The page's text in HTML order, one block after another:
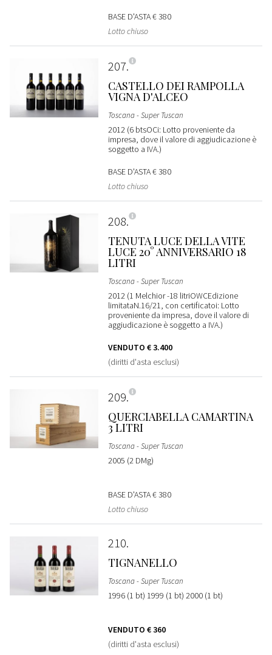
BASE D'ASTA€ 380
Lotto chiuso
207
CASTELLO DEI RAMPOLLA
VIGNA D'ALCEO
Toscana - Super Tuscan
2012 (6 btsOCi: Lotto proveniente da
impresa, dove il valore di aggiudicazione è
soggetto a IVA.)
BASE D'ASTA€ 380
Lotto chiuso
208
TENUTA LUCE DELLA VITE
LUCE 20° ANNIVERSARIO 18
LITRI
Toscana - Super Tuscan
2012 (1 Melchior -18 litriOWCEdizione
limitataN.16/21, con certificatoi: Lotto
proveniente da impresa, dove il valore di
aggiudicazione è soggetto a IVA.)
VENDUTO € 3.400
(diritti d'asta esclusi)
209
QUERCIABELLA CAMARTINA
3 LITRI
Toscana - Super Tuscan
2005 (2 DMg)
BASE D'ASTA€ 380
Lotto chiuso
210
TIGNANELLO
Toscana - Super Tuscan
1996 (1 bt) 1999 (1 bt) 2000 (1 bt)
VENDUTO € 360
(diritti d'asta esclusi)